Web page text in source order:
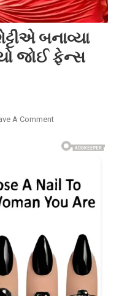
બનાવ્યા
જોઈ ફેન્સ
A CommentOn
વર્ષની
શેટ્ટીએ
બનાવ્યા
વિડીયો
જોઈ